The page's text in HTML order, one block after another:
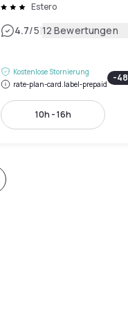
Estero
4.7/5|12 Bewertungen
Kostenlose Stornierung
rate-plan-card.label-prepaid
-48
10h - 16h